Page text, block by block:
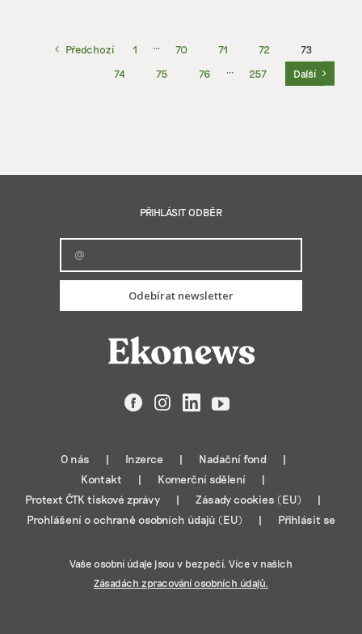
Předchozí 1 ··· 70 71 72
73
74
75 76 ··· 257 Další
PŘIHLÁSIT ODBĚR
Odebírat newsletter
FacebookInstagramLinkedIn
YouTube
O nás Inzerce
Nadační fond
Kontakt
Komerční sdělení
Protext ČTK tiskové zprávy
Zásady cookies (EU)
Prohlášení o ochraně osobních údajů (EU)
Přihlásit se
Vaše osobní údaje jsou v bezpečí. Více v našich
Zásadách zpracování osobních údajů.